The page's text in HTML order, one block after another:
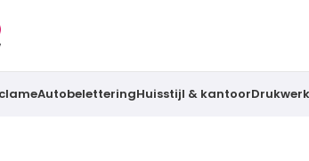
AutobeletteringHuisstijl & kantoorDrukwerk